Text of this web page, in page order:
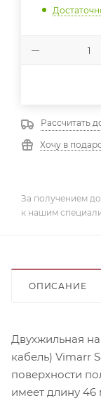
Рассчитать
Хочу в
За получением
к нашим
ОПИСАНИЕ
Двухжильная
кабель) Vimarr
поверхности
имеет длину 46